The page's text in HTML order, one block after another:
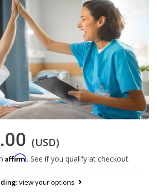
(USD)
Affirm. See if you qualify at checkout.
view your options